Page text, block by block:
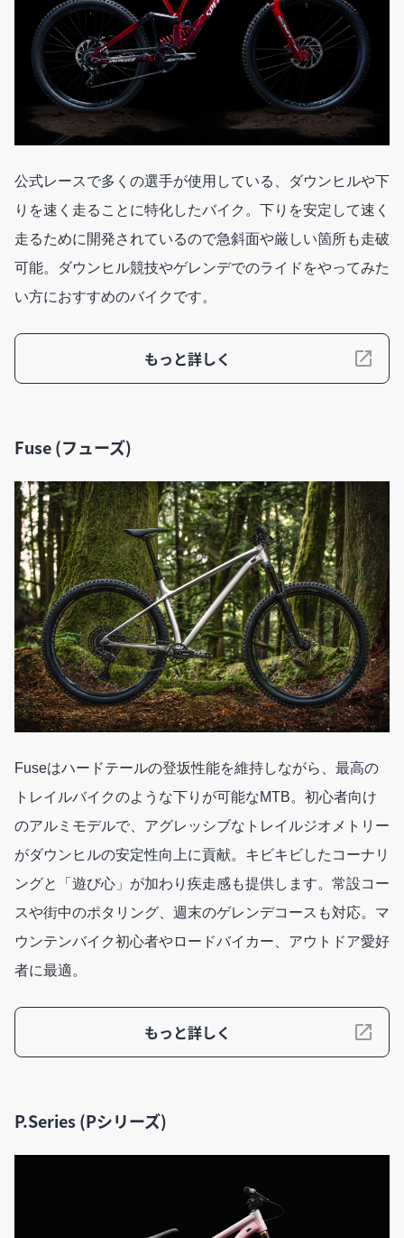
公式レースで多くの選手が使用している、ダウンヒルや下
りを速く走ることに特化したバイク。下りを安定して速く
走るために開発されているので急斜面や厳しい箇所も走破
可能。ダウンヒル競技やゲレンデでのライドをやってみた
い方におすすめのバイクです。
もっと詳しく
Fuse (フューズ)
Fuseはハードテールの登坂性能を維持しながら、最高の
トレイルバイクのような下りが可能なMTB。初心者向け
のアルミモデルで、アグレッシブなトレイルジオメトリー
がダウンヒルの安定性向上に貢献。キビキビしたコーナリ
ングと「遊び心」が加わり疾走感も提供します。常設コー
スや街中のポタリング、週末のゲレンデコースも対応。マ
ウンテンバイク初心者やロードバイカー、アウトドア愛好
者に最適。
もっと詳しく
P.Series (Pシリーズ)